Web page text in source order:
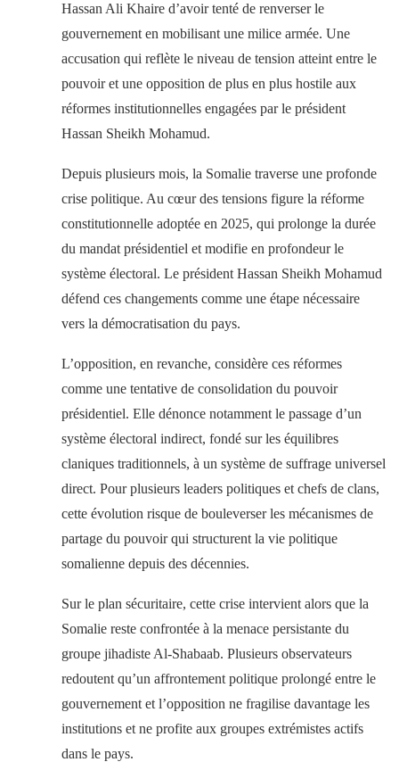
Hassan Ali Khaire d’avoir tenté de renverser le
gouvernement en mobilisant une milice armée. Une
accusation qui reflète le niveau de tension atteint entre le
pouvoir et une opposition de plus en plus hostile aux
réformes institutionnelles engagées par le président
Hassan Sheikh Mohamud.
Depuis plusieurs mois, la Somalie traverse une profonde
crise politique. Au cœur des tensions figure la réforme
constitutionnelle adoptée en 2025, qui prolonge la durée
du mandat présidentiel et modifie en profondeur le
système électoral. Le président Hassan Sheikh Mohamud
défend ces changements comme une étape nécessaire
vers la démocratisation du pays.
L’opposition, en revanche, considère ces réformes
comme une tentative de consolidation du pouvoir
présidentiel. Elle dénonce notamment le passage d’un
système électoral indirect, fondé sur les équilibres
claniques traditionnels, à un système de suffrage universel
direct. Pour plusieurs leaders politiques et chefs de clans,
cette évolution risque de bouleverser les mécanismes de
partage du pouvoir qui structurent la vie politique
somalienne depuis des décennies.
Sur le plan sécuritaire, cette crise intervient alors que la
Somalie reste confrontée à la menace persistante du
groupe jihadiste Al-Shabaab. Plusieurs observateurs
redoutent qu’un affrontement politique prolongé entre le
gouvernement et l’opposition ne fragilise davantage les
institutions et ne profite aux groupes extrémistes actifs
dans le pays.